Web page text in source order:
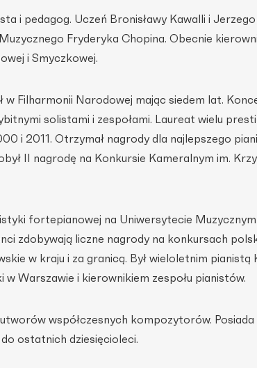
i pedagog. Uczeń Bronisławy Kawalli i
Fryderyka Chopina. Obecnie
i Smyczkowej.
w Filharmonii Narodowej mając siedem lat.
solistami i zespołami. Laureat wielu
i 2011. Otrzymał nagrody dla najlepszego
II nagrodę na Konkursie Kameralnym im.
fortepianowej na Uniwersytecie
zdobywają liczne nagrody na konkursach
w kraju i za granicą. Był wieloletnim pianistą
w Warszawie i kierownikiem zespołu pianistów.
współczesnych kompozytorów.
do ostatnich dziesięcioleci.